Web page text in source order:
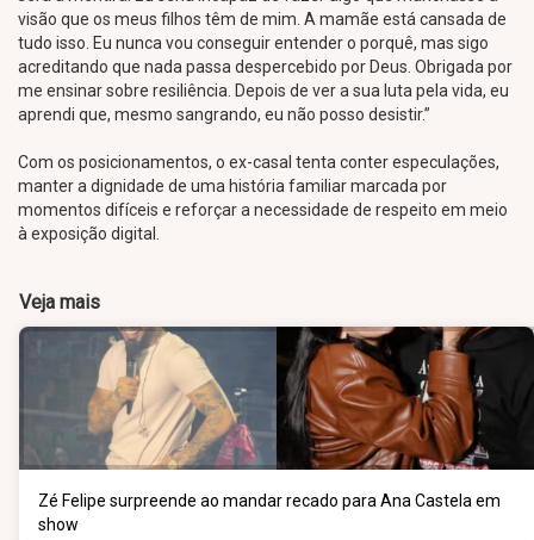
visão que os meus filhos têm de mim. A mamãe está cansada de
tudo isso. Eu nunca vou conseguir entender o porquê, mas sigo
acreditando que nada passa despercebido por Deus. Obrigada por
me ensinar sobre resiliência. Depois de ver a sua luta pela vida, eu
aprendi que, mesmo sangrando, eu não posso desistir.”
Com os posicionamentos, o ex-casal tenta conter especulações,
manter a dignidade de uma história familiar marcada por
momentos difíceis e reforçar a necessidade de respeito em meio
à exposição digital.
Veja mais
Zé Felipe surpreende ao mandar recado para Ana Castela em
show